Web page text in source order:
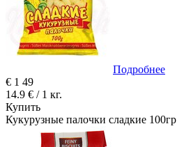
Подробнее
€ 1 49
14.9 € / 1 кг.
Купить
Кукурузные палочки сладкие 100гр